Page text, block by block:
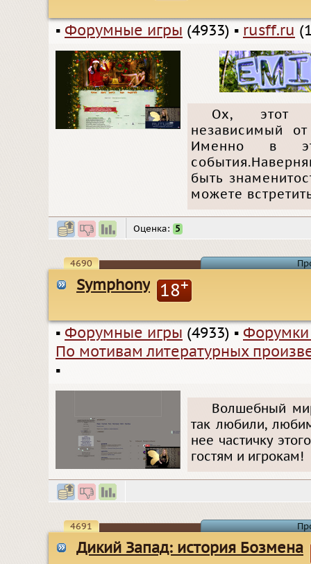
▪ Форумные игры (4933) ▪ rusff.ru
Ох, этот
независимый
Именно в
быть
можете
Оценка: 5
4690
Symphony 18+
▪ Форумные игры (4933) ▪
По мотивам литературных
▪
Волшебный
так любили,
нее частичку
гостям и игрокам!
4691
Дикий Запад: история Бозмена